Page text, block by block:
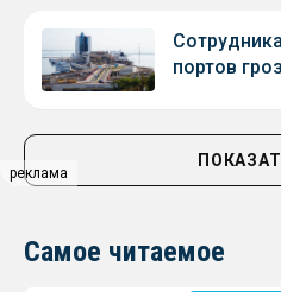
реклама
портов
Самое читаемое